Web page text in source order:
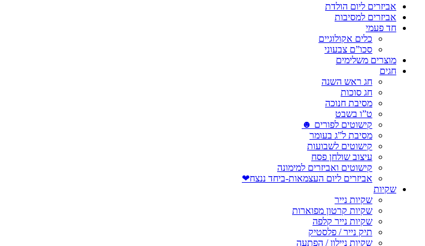
אביזרים ליום הולדת
אביזרים למסיבות
חד פעמי
כלים אקולוגיים
סכו”ם צבעוני
מוצרים משלימים
חגים
חג ראש השנה
חג סוכות
מסיבת חנוכה
ט”ו בשבט
קישוטים לפורים ☻
מסיבת ל”ג בעומר
קישוטים לשבועות
עיצוב שולחן פסח
קישוטים ואביזרים למימונה
אביזרים ליום העצמאות-ביחד ננצח❤
שקיות
שקיות נייר
שקיות קרטון מפוארות
שקיות נייר קלפה
תיק נייר / פלסטיק
שקיות ניילון / הפתעה